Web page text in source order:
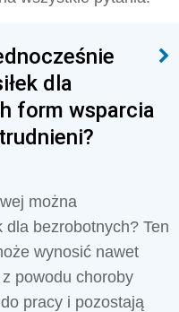
dla
form wsparcia
można
dla bezrobotnych? Ten
wynosić nawet
powodu choroby
pracy i pozostają